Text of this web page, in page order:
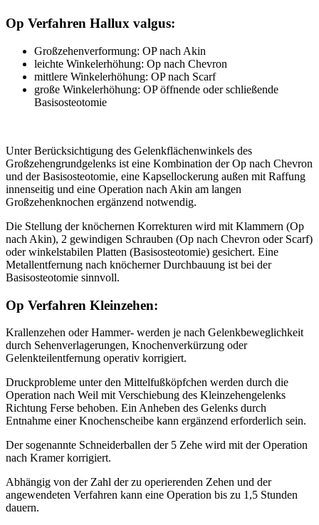
Op Verfahren Hallux valgus:
Großzehenverformung: OP nach Akin
leichte Winkelerhöhung: Op nach Chevron
mittlere Winkelerhöhung: OP nach Scarf
große Winkelerhöhung: OP öffnende oder schließende
Basisosteotomie
Unter Berücksichtigung des Gelenkflächenwinkels des
Großzehengrundgelenks ist eine Kombination der Op nach Chevron
und der Basisosteotomie, eine Kapsellockerung außen mit Raffung
innenseitig und eine Operation nach Akin am langen
Großzehenknochen ergänzend notwendig.
Die Stellung der knöchernen Korrekturen wird mit Klammern (Op
nach Akin), 2 gewindigen Schrauben (Op nach Chevron oder Scarf)
oder winkelstabilen Platten (Basisosteotomie) gesichert. Eine
Metallentfernung nach knöcherner Durchbauung ist bei der
Basisosteotomie sinnvoll.
Op Verfahren Kleinzehen:
Krallenzehen oder Hammer- werden je nach Gelenkbeweglichkeit
durch Sehenverlagerungen, Knochenverkürzung oder
Gelenkteilentfernung operativ korrigiert.
Druckprobleme unter den Mittelfußköpfchen werden durch die
Operation nach Weil mit Verschiebung des Kleinzehengelenks
Richtung Ferse behoben. Ein Anheben des Gelenks durch
Entnahme einer Knochenscheibe kann ergänzend erforderlich sein.
Der sogenannte Schneiderballen der 5 Zehe wird mit der Operation
nach Kramer korrigiert.
Abhängig von der Zahl der zu operierenden Zehen und der
angewendeten Verfahren kann eine Operation bis zu 1,5 Stunden
dauern.